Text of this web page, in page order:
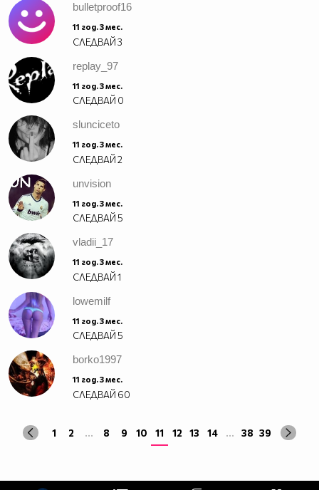
bulletproof16
11 год. 3 мес.
СЛЕДВАЙ3
replay_97
11 год. 3 мес.
СЛЕДВАЙ 0
slunciceto
11 год. 3 мес.
СЛЕДВАЙ2
unvision
11 год. 3 мес.
СЛЕДВАЙ5
vladii_17
11 год. 3 мес.
СЛЕДВАЙ1
lowemilf
11 год. 3 мес.
СЛЕДВАЙ5
borko1997
11 год. 3 мес.
СЛЕДВАЙ 60
1 2 ... 8 9 10 11 12 13 14 ... 38 39